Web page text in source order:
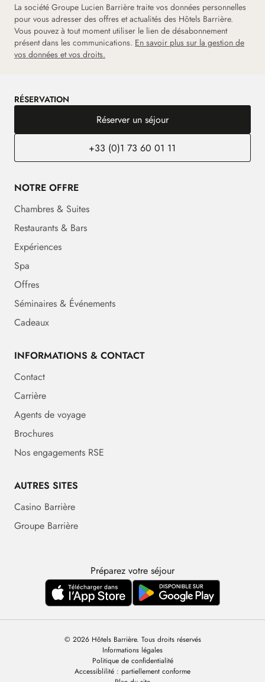
La société Groupe Lucien Barrière traite vos données personnelles
pour vous adresser des offres et actualités des Hôtels Barrière.
Vous pouvez à tout moment utiliser le lien de désabonnement
présent dans les communications. En savoir plus sur la gestion de
vos données et vos droits.
RÉSERVATION
Réserver un séjour
+33 (0)1 73 60 01 11
NOTRE OFFRE
Chambres & Suites
Restaurants & Bars
Expériences
Spa
Offres
Séminaires & Événements
Cadeaux
INFORMATIONS & CONTACT
Contact
Carrière
Agents de voyage
Brochures
Nos engagements RSE
AUTRES SITES
Casino Barrière
Groupe Barrière
Préparez votre séjour
© 2026 Hôtels Barrière. Tous droits réservés
Informations légales
Politique de confidentialité
Accessiblilité : partiellement conforme